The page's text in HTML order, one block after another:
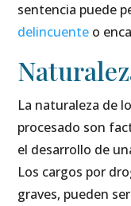
sentencia puede
delincuente o
La naturaleza de
procesado son
el desarrollo de
Los cargos por
graves, pueden